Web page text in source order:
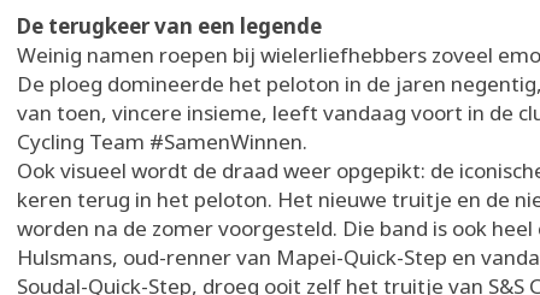
De terugkeer van een legende
Weinig namen roepen bij wielerliefhebbers zoveel
De ploeg domineerde het peloton in de jaren
van toen, vincere insieme, leeft vandaag voort in de
Cycling Team #SamenWinnen.
Ook visueel wordt de draad weer opgepikt: de
keren terug in het peloton. Het nieuwe truitje en de
worden na de zomer voorgesteld. Die band is ook
Hulsmans, oud-renner van Mapei-Quick-Step en
Soudal-Quick-Step, droeg ooit zelf het truitje van S&S